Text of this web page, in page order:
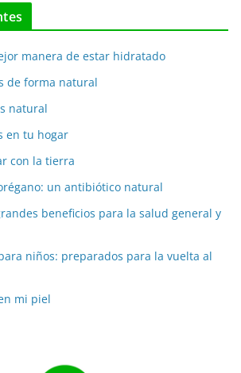
manera de estar hidratado
de forma natural
natural
en tu hogar
con la tierra
un antibiótico natural
beneficios para la salud general y
niños: preparados para la vuelta al
mi piel